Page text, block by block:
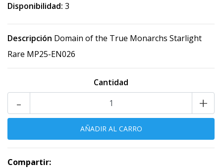
Disponibilidad: 3
Descripción Domain of the True Monarchs Starlight
Rare MP25-EN026
Cantidad
+
-
Compartir: